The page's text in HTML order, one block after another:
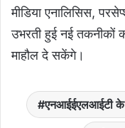
मीडिया एनालिसिस,
उभरती हुई नई तकनीकों
माहौल दे सकेंगे।
एनआईईएलआईटी के